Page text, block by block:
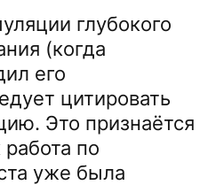
глубокого
(когда
его
цитировать
Это признаётся
по
уже была